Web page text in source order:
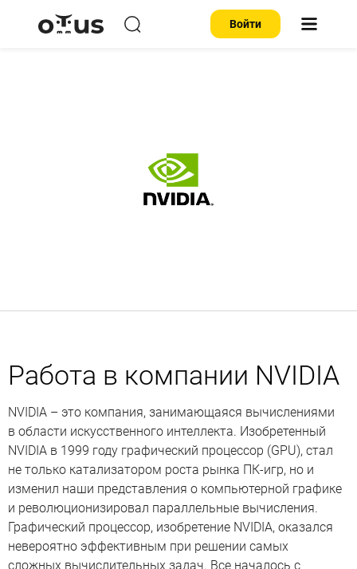
Войти
Работа в компании NVIDIA
NVIDIA – это компания, занимающаяся вычислениями
в области искусственного интеллекта. Изобретенный
NVIDIA в 1999 году графический процессор (GPU), стал
не только катализатором роста рынка ПК-игр, но и
изменил наши представления о компьютерной графике
и революционизировал параллельные вычисления.
Графический процессор, изобретение NVIDIA, оказался
невероятно эффективным при решении самых
сложных вычислительных задач. Все началось с